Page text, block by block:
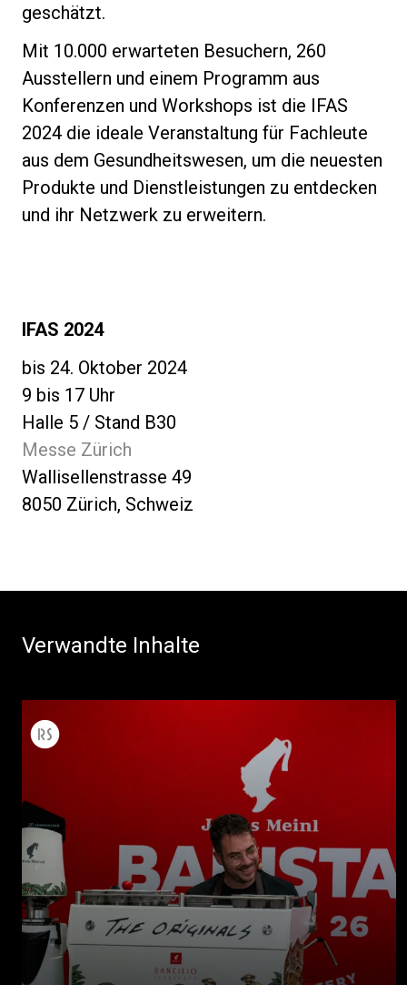
geschätzt.
Mit 10.000 erwarteten Besuchern, 260
Ausstellern und einem Programm aus
Konferenzen und Workshops ist die IFAS
2024 die ideale Veranstaltung für Fachleute
aus dem Gesundheitswesen, um die neuesten
Produkte und Dienstleistungen zu entdecken
und ihr Netzwerk zu erweitern.
IFAS 2024
bis 24. Oktober 2024
9 bis 17 Uhr
Halle 5 / Stand B30
Messe Zürich
Wallisellenstrasse 49
8050 Zürich, Schweiz
Verwandte Inhalte